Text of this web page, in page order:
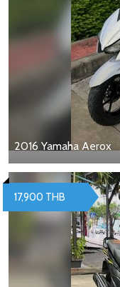
2016 Yamaha Aerox
17,900 THB